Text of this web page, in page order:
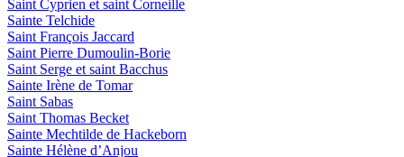
Saint Cyprien et saint Corneille
Sainte Telchide
Saint François Jaccard
Saint Pierre Dumoulin-Borie
Saint Serge et saint Bacchus
Sainte Irène de Tomar
Saint Sabas
Saint Thomas Becket
Sainte Mechtilde de Hackeborn
Sainte Hélène d’Anjou